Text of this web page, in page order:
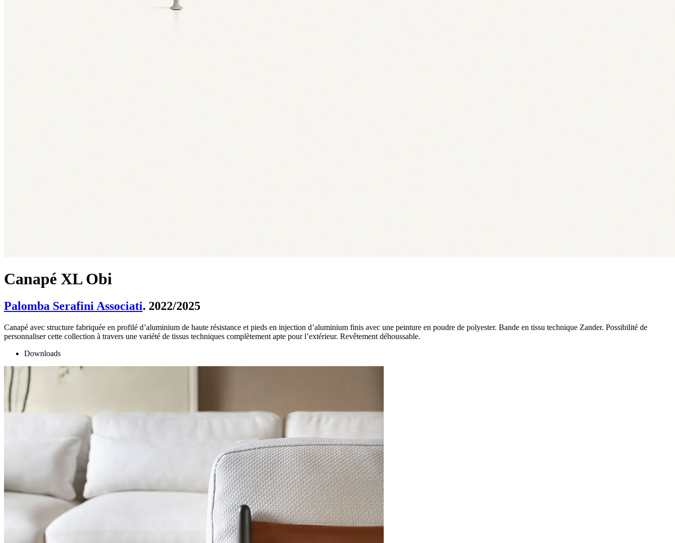
Canapé XL Obi
Palomba Serafini Associati. 2022/2025
Canapé avec structure fabriquée en profilé d’aluminium de haute résistance et pieds en injection d’aluminium finis avec une peinture en poudre de polyester. Bande en tissu technique Zander. Possibilité de
personnaliser cette collection à travers une variété de tissus techniques complètement apte pour l’extérieur. Revêtement déhoussable.
Downloads